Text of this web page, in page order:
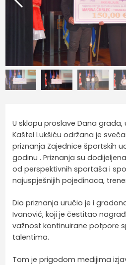
U sklopu proslave Dana grada,
Kaštel Lukšiću održana je
priznanja Zajednice športskih
godinu . Priznanja su
od perspektivnih sportaša i
najuspješnijih pojedinaca,
Dio priznanja uručio je i
Ivanović, koji je čestitao
važnost kontinuirane potpore
talentima.
Tom je prigodom medijima